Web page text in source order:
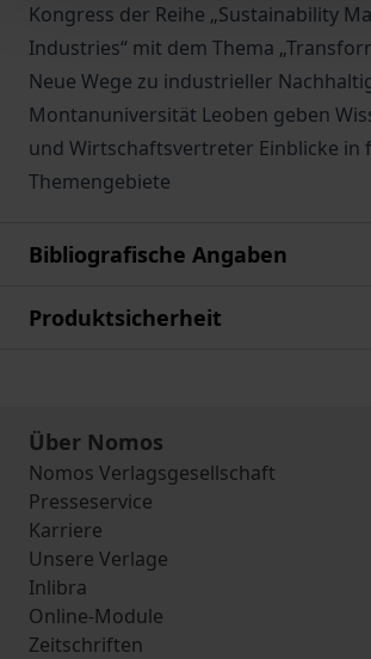
Kongress der Reihe „Sustainability
Industries“ mit dem Thema
Neue Wege zu industrieller
Montanuniversität Leoben geben
und Wirtschaftsvertreter Einblicke in
Themengebiete
Bibliografische Angaben
Produktsicherheit
Über Nomos
Nomos Verlagsgesellschaft
Presseservice
Karriere
Unsere Verlage
Inlibra
Online-Module
Zeitschriften